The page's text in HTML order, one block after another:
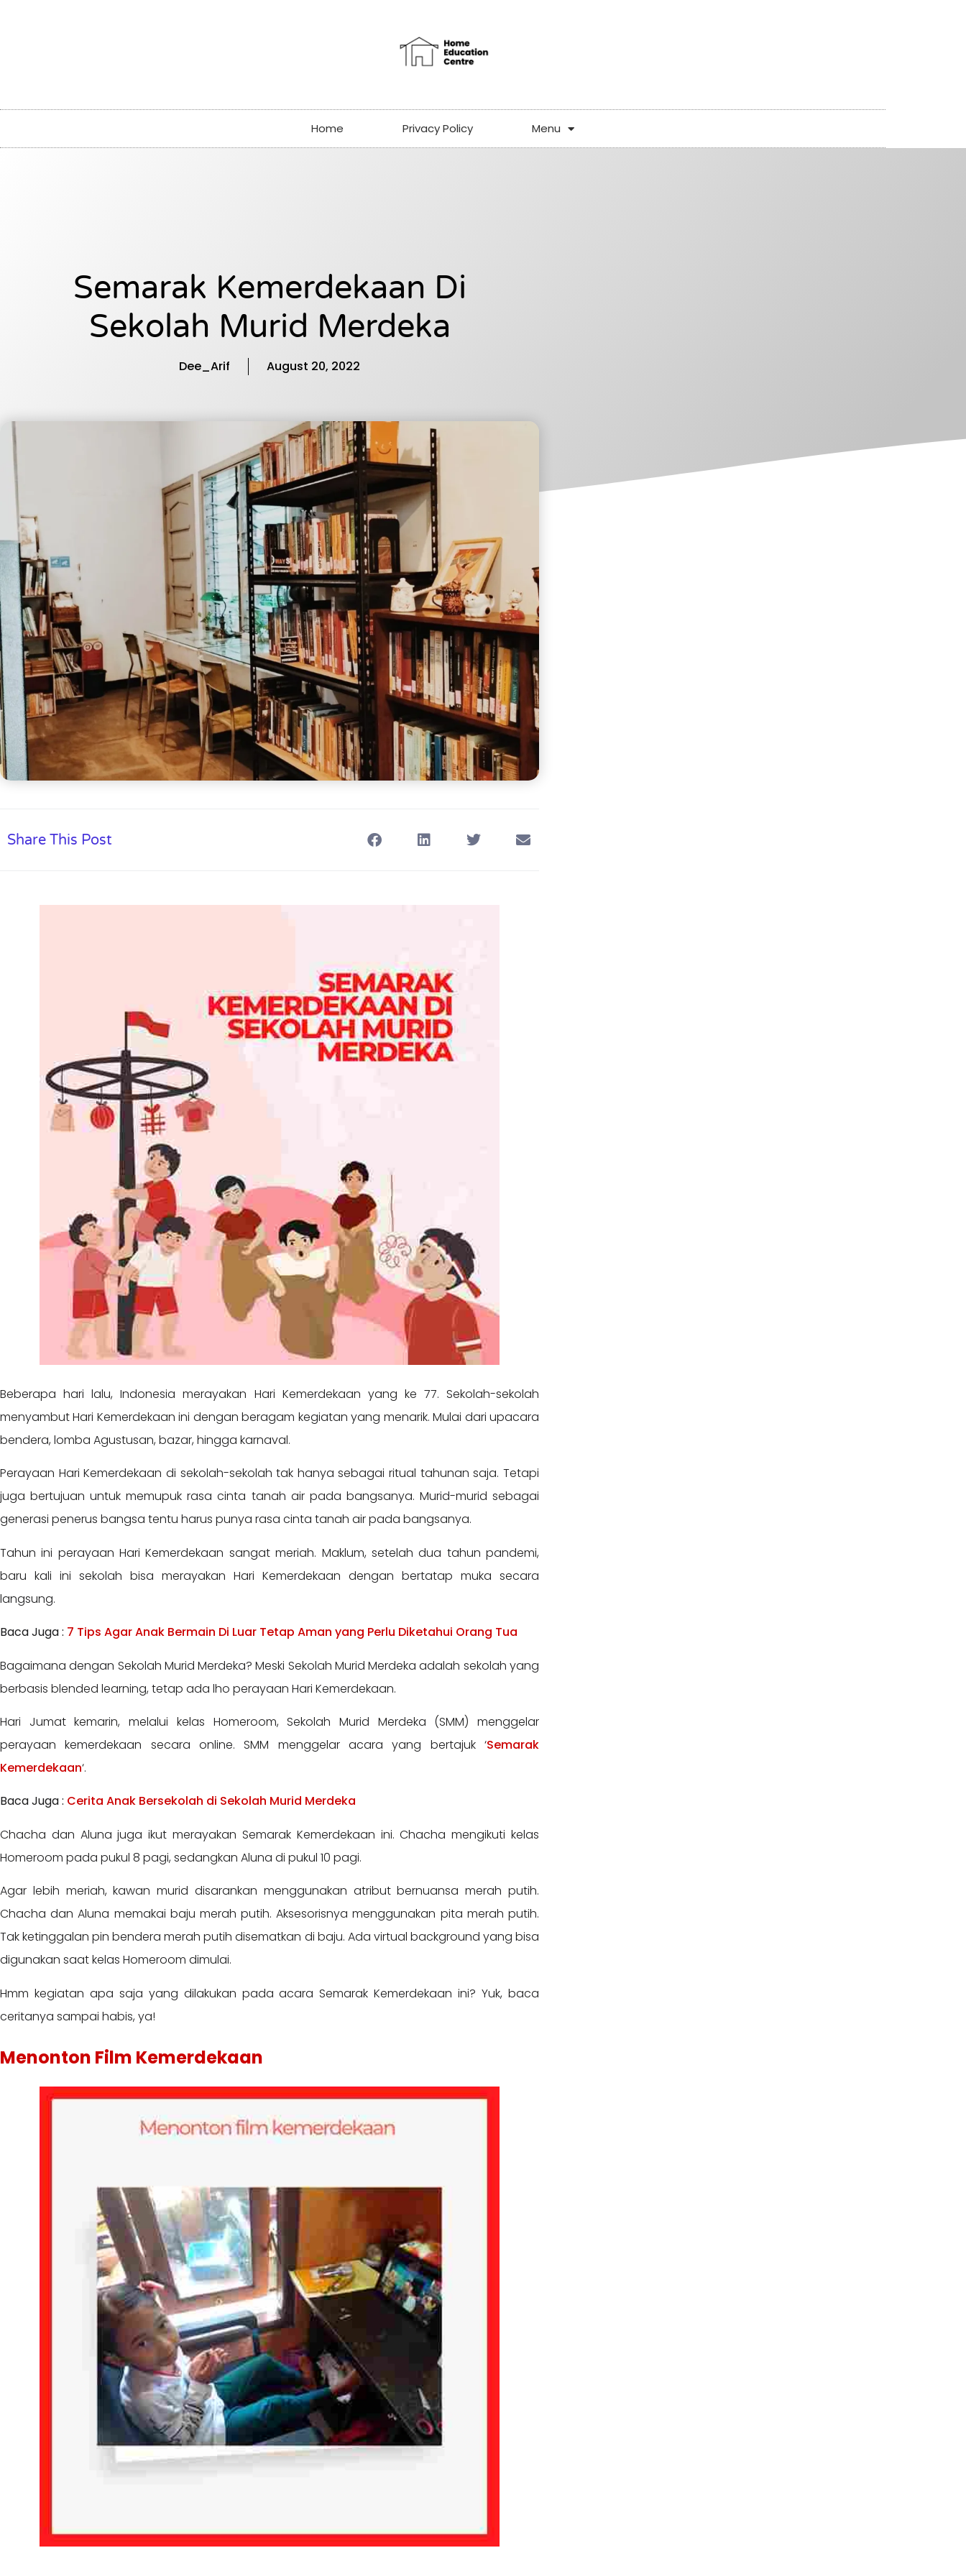
Home Privacy Policy Menu
Semarak Kemerdekaan Di
Sekolah Murid Merdeka
Dee_Arif August 20, 2022
Share This Post
Beberapa hari lalu, Indonesia merayakan Hari Kemerdekaan yang ke 77. Sekolah-sekolah
menyambut Hari Kemerdekaan ini dengan beragam kegiatan yang menarik. Mulai dari upacara
bendera, lomba Agustusan, bazar, hingga karnaval.
Perayaan Hari Kemerdekaan di sekolah-sekolah tak hanya sebagai ritual tahunan saja. Tetapi
juga bertujuan untuk memupuk rasa cinta tanah air pada bangsanya. Murid-murid sebagai
generasi penerus bangsa tentu harus punya rasa cinta tanah air pada bangsanya.
Tahun ini perayaan Hari Kemerdekaan sangat meriah. Maklum, setelah dua tahun pandemi,
baru kali ini sekolah bisa merayakan Hari Kemerdekaan dengan bertatap muka secara
langsung.
Baca Juga : 7 Tips Agar Anak Bermain Di Luar Tetap Aman yang Perlu Diketahui Orang Tua
Bagaimana dengan Sekolah Murid Merdeka? Meski Sekolah Murid Merdeka adalah sekolah yang
berbasis blended learning, tetap ada lho perayaan Hari Kemerdekaan.
Hari Jumat kemarin, melalui kelas Homeroom, Sekolah Murid Merdeka (SMM) menggelar
perayaan kemerdekaan secara online. SMM menggelar acara yang bertajuk ‘Semarak
Kemerdekaan‘.
Baca Juga : Cerita Anak Bersekolah di Sekolah Murid Merdeka
Chacha dan Aluna juga ikut merayakan Semarak Kemerdekaan ini. Chacha mengikuti kelas
Homeroom pada pukul 8 pagi, sedangkan Aluna di pukul 10 pagi.
Agar lebih meriah, kawan murid disarankan menggunakan atribut bernuansa merah putih.
Chacha dan Aluna memakai baju merah putih. Aksesorisnya menggunakan pita merah putih.
Tak ketinggalan pin bendera merah putih disematkan di baju. Ada virtual background yang bisa
digunakan saat kelas Homeroom dimulai.
Hmm kegiatan apa saja yang dilakukan pada acara Semarak Kemerdekaan ini? Yuk, baca
ceritanya sampai habis, ya!
Menonton Film Kemerdekaan